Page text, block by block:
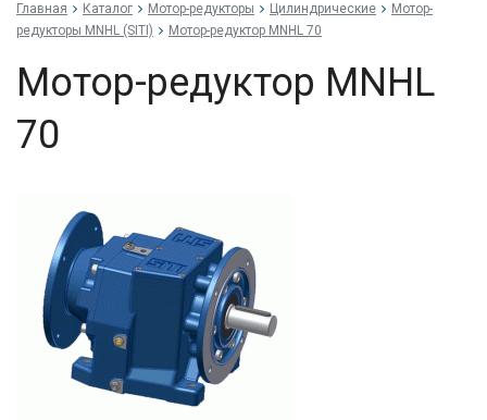
Главная Каталог Мотор-редукторы Цилиндрические
Мотор-
редукторы MNHL (SITI)
Мотор-редуктор MNHL 70
Мотор-редуктор MNHL
70